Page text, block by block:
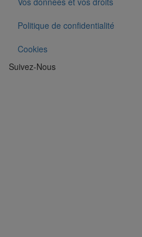
Politique de confidentialité
Cookies
Suivez-Nous